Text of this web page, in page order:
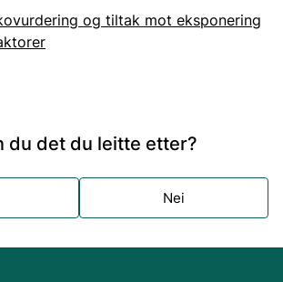
og tiltak mot eksponering
du det du leitte etter?
Nei